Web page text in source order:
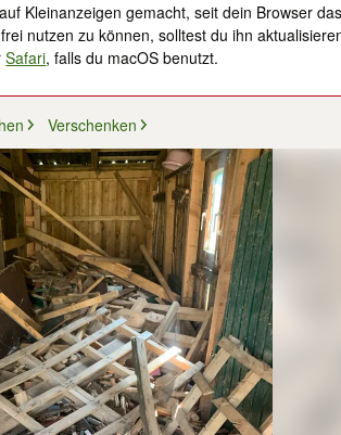
Kleinanzeigen gemacht, seit dein Browser
nutzen zu können, solltest du ihn
Safari, falls du macOS benutzt.
Verschenken